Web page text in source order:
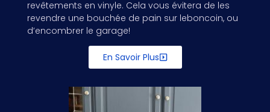
revêtements en vinyle. Cela vous évitera de les
revendre une bouchée de pain sur leboncoin, ou
d’encombrer le garage!
En Savoir Plus